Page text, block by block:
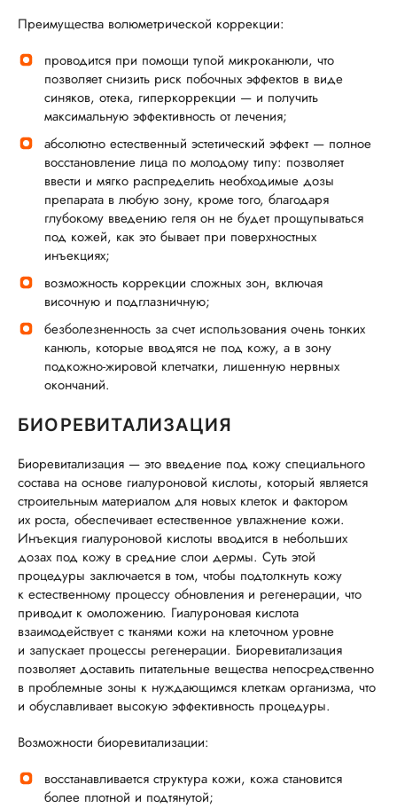
Преимущества волюметрической коррекции:
проводится при помощи тупой микроканюли, что
позволяет снизить риск побочных эффектов в виде
синяков, отека, гиперкоррекции — и получить
максимальную эффективность от лечения;
абсолютно естественный эстетический эффект — полное
восстановление лица по молодому типу: позволяет
ввести и мягко распределить необходимые дозы
препарата в любую зону, кроме того, благодаря
глубокому введению геля он не будет прощупываться
под кожей, как это бывает при поверхностных
инъекциях;
возможность коррекции сложных зон, включая
височную и подглазничную;
безболезненность за счет использования очень тонких
канюль, которые вводятся не под кожу, а в зону
подкожно-жировой клетчатки, лишенную нервных
окончаний.
БИОРЕВИТАЛИЗАЦИЯ
Биоревитализация — это введение под кожу специального
состава на основе гиалуроновой кислоты, который является
строительным материалом для новых клеток и фактором
их роста, обеспечивает естественное увлажнение кожи.
Инъекция гиалуроновой кислоты вводится в небольших
дозах под кожу в средние слои дермы. Суть этой
процедуры заключается в том, чтобы подтолкнуть кожу
к естественному процессу обновления и регенерации, что
приводит к омоложению. Гиалуроновая кислота
взаимодействует с тканями кожи на клеточном уровне
и запускает процессы регенерации. Биоревитализация
позволяет доставить питательные вещества непосредственно
в проблемные зоны к нуждающимся клеткам организма, что
и обуславливает высокую эффективность процедуры.
Возможности биоревитализации:
восстанавливается структура кожи, кожа становится
более плотной и подтянутой;